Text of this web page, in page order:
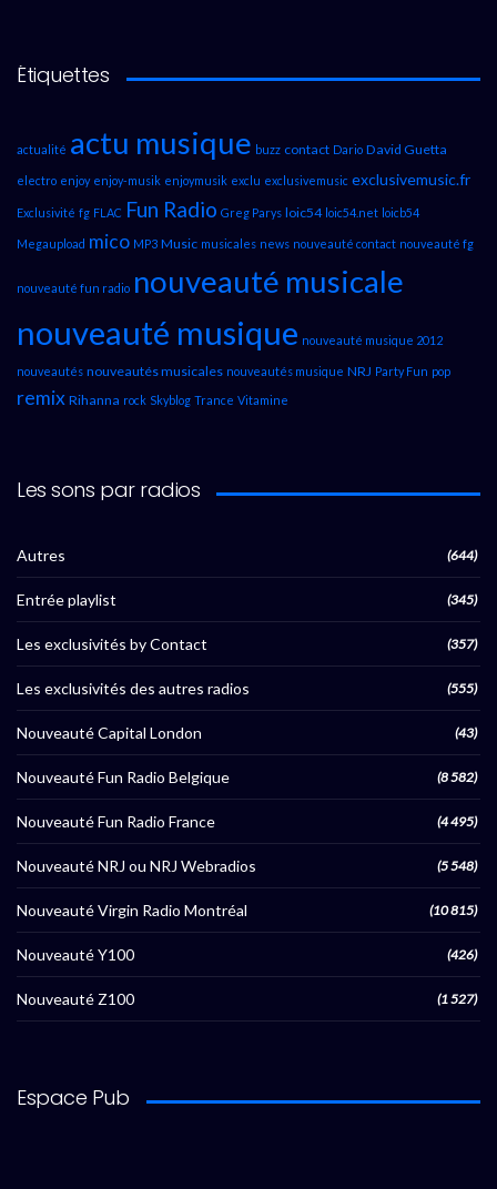
Étiquettes
actualité actu musique buzz contact Dario David Guetta
electro enjoy enjoy-musik enjoymusik exclu exclusivemusic exclusivemusic.fr
Exclusivité fg FLAC Fun Radio Greg Parys loic54 loic54.net loicb54
Megaupload mico MP3 Music musicales news nouveauté contact nouveauté fg
nouveauté fun radio nouveauté musicale
nouveauté musique nouveauté musique 2012
nouveautés nouveautés musicales nouveautés musique NRJ Party Fun pop
remix Rihanna rock Skyblog Trance Vitamine
Les sons par radios
Autres (644)
Entrée playlist (345)
Les exclusivités by Contact (357)
Les exclusivités des autres radios (555)
Nouveauté Capital London (43)
Nouveauté Fun Radio Belgique (8 582)
Nouveauté Fun Radio France (4 495)
Nouveauté NRJ ou NRJ Webradios (5 548)
Nouveauté Virgin Radio Montréal (10 815)
Nouveauté Y100 (426)
Nouveauté Z100 (1 527)
Espace Pub